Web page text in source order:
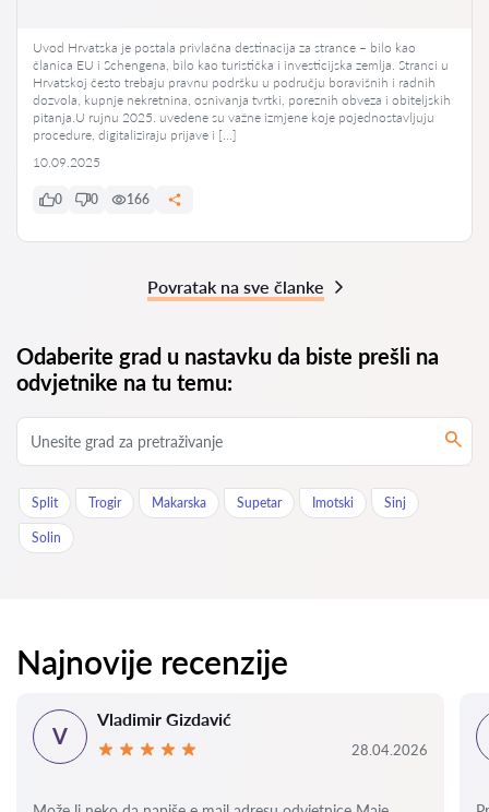
Uvod Hrvatska je postala privlačna destinacija za strance – bilo kao
članica EU i Schengena, bilo kao turistička i investicijska zemlja. Stranci u
Hrvatskoj često trebaju pravnu podršku u području boravišnih i radnih
dozvola, kupnje nekretnina, osnivanja tvrtki, poreznih obveza i obiteljskih
pitanja.U rujnu 2025. uvedene su važne izmjene koje pojednostavljuju
procedure, digitaliziraju prijave i […]
10.09.2025
0 0 166
Povratak na sve članke
Odaberite grad u nastavku da biste prešli na
odvjetnike na tu temu:
Split Trogir Makarska Supetar Imotski Sinj
Solin
Najnovije recenzije
V
Vladimir Gizdavić
28.04.2026